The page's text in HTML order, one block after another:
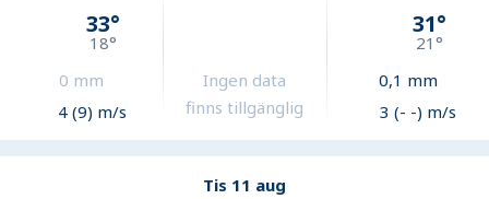
33°
18°
0 mm
4 (9) m/s
Ingen data
finns tillgänglig
31°
21°
0,1 mm
3 (- -) m/s
Tis 11 aug